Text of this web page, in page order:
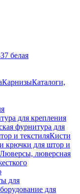
белая
КарнизыКаталоги,
для крепления
фурнитура для
и текстиляКисти
крючки для штор и
Люверсы, люверсная
для
для